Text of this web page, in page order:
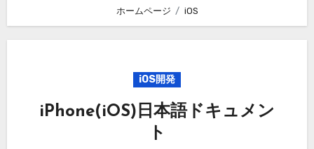
ホームページ iOS
iOS開発
iPhone(iOS)日本語ドキュメン
ト